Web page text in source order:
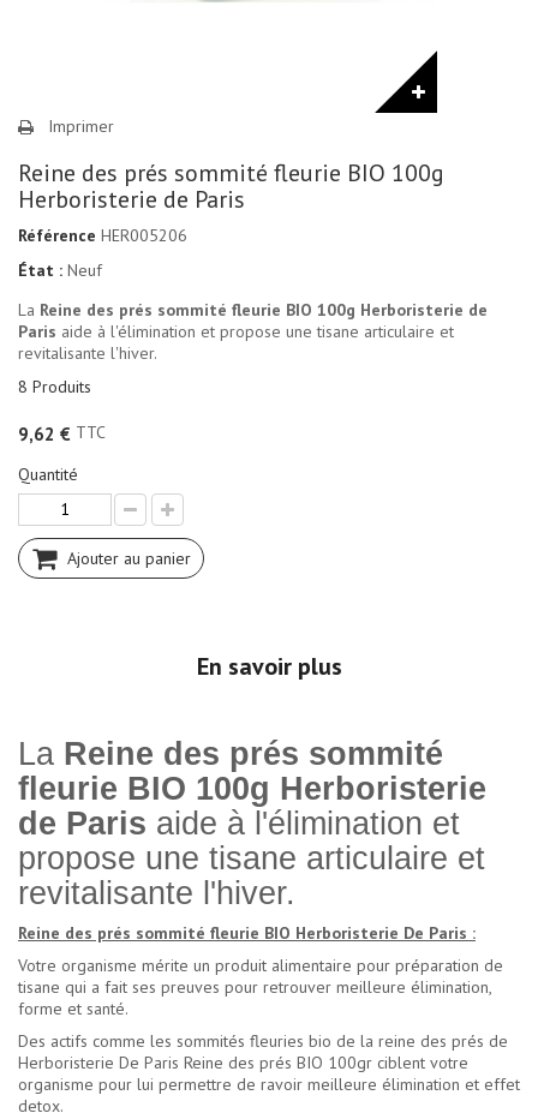
Imprimer
Reine des prés sommité fleurie BIO 100g
Herboristerie de Paris
Référence HER005206
État : Neuf
La Reine des prés sommité fleurie BIO 100g Herboristerie de
Paris aide à l'élimination et propose une tisane articulaire et
revitalisante l'hiver.
8 Produits
9,62 € TTC
Quantité
Ajouter au panier
En savoir plus
La Reine des prés sommité
fleurie BIO 100g Herboristerie
de Paris aide à l'élimination et
propose une tisane articulaire et
revitalisante l'hiver.
Reine des prés sommité fleurie BIO Herboristerie De Paris :
Votre organisme mérite un produit alimentaire pour préparation de
tisane qui a fait ses preuves pour retrouver meilleure élimination,
forme et santé.
Des actifs comme les sommités fleuries bio de la reine des prés de
Herboristerie De Paris Reine des prés BIO 100gr ciblent votre
organisme pour lui permettre de ravoir meilleure élimination et effet
detox.